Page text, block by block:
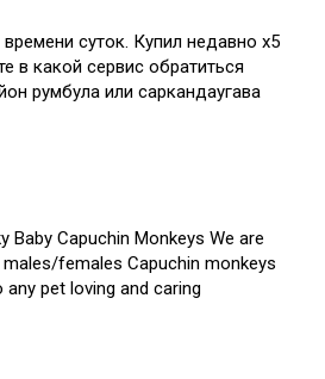
суток. Купил недавно х5
в какой сервис обратиться
румбула или саркандаугава
Baby Capuchin Monkeys We are
females Capuchin monkeys
pet loving and caring